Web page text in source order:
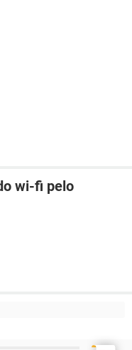
wi-fi pelo